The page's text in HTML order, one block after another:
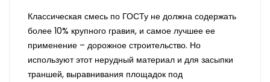
Классическая смесь по ГОСТу не должна содержать
более 10% крупного гравия, и самое лучшее ее
применение – дорожное строительство. Но
используют этот нерудный материал и для засыпки
траншей, выравнивания площадок под